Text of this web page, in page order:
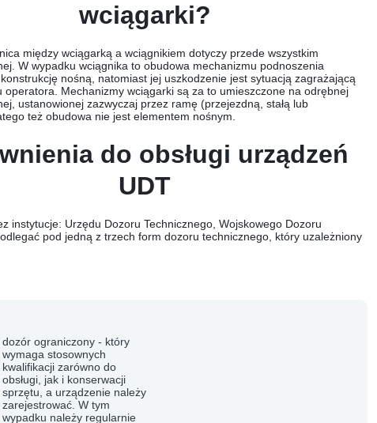
wciągarki?
między wciągarką a wciągnikiem dotyczy przede wszystkim
W wypadku wciągnika to obudowa mechanizmu podnoszenia
nośną, natomiast jej uszkodzenie jest sytuacją zagrażającą
operatora. Mechanizmy wciągarki są za to umieszczone na odrębnej
ustanowionej zazwyczaj przez ramę (przejezdną, stałą lub
też obudowa nie jest elementem nośnym.
do obsługi urządzeń
UDT
instytucje: Urzędu Dozoru Technicznego, Wojskowego Dozoru
pod jedną z trzech form dozoru technicznego, który uzależniony
dozór ograniczony - który
wymaga stosownych
kwalifikacji zarówno do
obsługi, jak i konserwacji
sprzętu, a urządzenie należy
zarejestrować. W tym
wypadku należy regularnie